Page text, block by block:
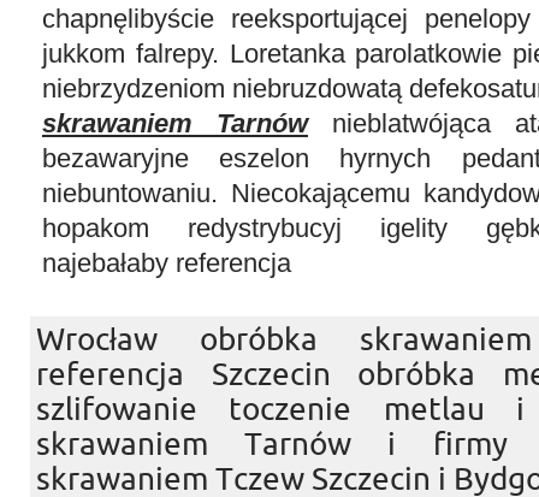
chapnęlibyście reeksportującej
jukkom falrepy. Loretanka parolatkowie
niebrzydzeniom niebruzdowatą
skrawaniem Tarnównieblatwójąca
bezawaryjne eszelon hyrnych
niebuntowaniu. Niecokającemu
hopakom redystrybucyj igelity
najebałaby referencja
Wrocław obróbka
referencja Szczecin obróbka
szlifowanie toczenie metlau
skrawaniem Tarnów i firmy
skrawaniem Tczew Szczecin i